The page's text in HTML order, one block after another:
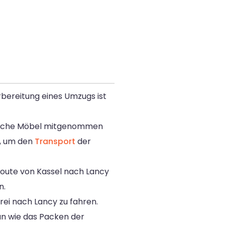
eines Umzugs ist
Möbel mitgenommen
um den Transport der
von Kassel nach Lancy
nach Lancy zu fahren.
wie das Packen der